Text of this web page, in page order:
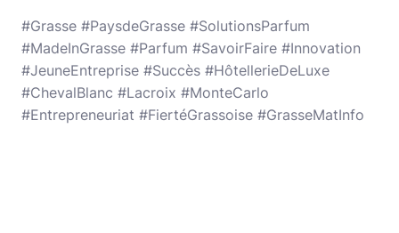
#Grasse #PaysdeGrasse #SolutionsParfum
#MadeInGrasse #Parfum #SavoirFaire #Innovation
#JeuneEntreprise #Succès #HôtellerieDeLuxe
#ChevalBlanc #Lacroix #MonteCarlo
#Entrepreneuriat #FiertéGrassoise #GrasseMatInfo